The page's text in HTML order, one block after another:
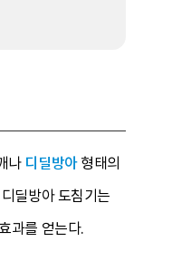
나 디딜방아형태의
딜방아 도침기는
과를 얻는다.